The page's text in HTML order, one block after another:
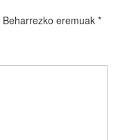
Beharrezko eremuak *